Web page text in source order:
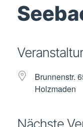
Brunnenstr.
Holzmaden
Nächste